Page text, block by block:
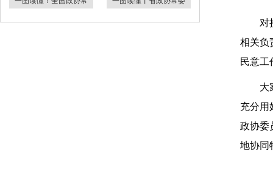
对
相关负
民意工
大
充分用
政协委
地协同